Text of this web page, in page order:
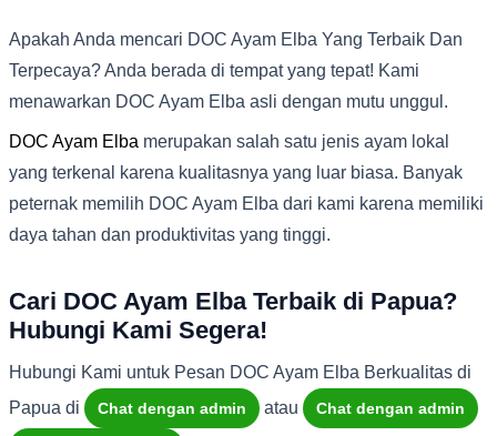
Apakah Anda mencari DOC Ayam Elba Yang Terbaik Dan
Terpecaya? Anda berada di tempat yang tepat! Kami
menawarkan DOC Ayam Elba asli dengan mutu unggul.
DOC Ayam Elba merupakan salah satu jenis ayam lokal
yang terkenal karena kualitasnya yang luar biasa. Banyak
peternak memilih DOC Ayam Elba dari kami karena memiliki
daya tahan dan produktivitas yang tinggi.
Cari DOC Ayam Elba Terbaik di Papua?
Hubungi Kami Segera!
Hubungi Kami untuk Pesan DOC Ayam Elba Berkualitas di
Papua di
Chat dengan admin atau Chat dengan admin